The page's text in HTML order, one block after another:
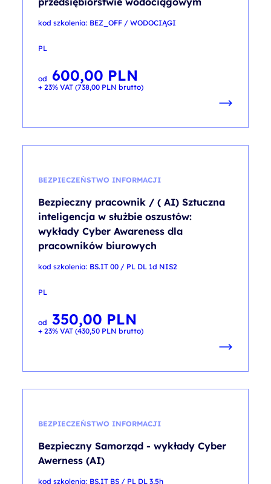
kod szkolenia: BEZ_OFF / WODOCIĄGI
PL
od 600,00 PLN
+ 23% VAT (738,00 PLN brutto)
BEZPIECZEŃSTWO INFORMACJI
Bezpieczny pracownik / ( AI) Sztuczna
inteligencja w służbie oszustów:
wykłady Cyber Awareness dla
pracowników biurowych
kod szkolenia: BS.IT 00 / PL DL 1d NIS2
PL
od 350,00 PLN
+ 23% VAT (430,50 PLN brutto)
BEZPIECZEŃSTWO INFORMACJI
Bezpieczny Samorząd - wykłady Cyber
Awerness (AI)
kod szkolenia: BS.IT BS / PL DL 3,5h